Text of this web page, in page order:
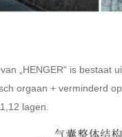
„HENGER“ is
orgaan + verminderd
lagen.